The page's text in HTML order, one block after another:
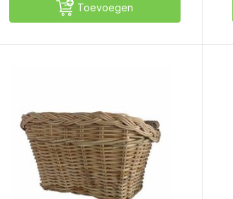
Toevoegen